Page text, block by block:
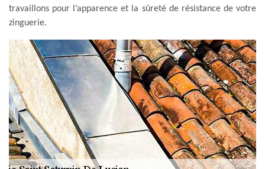
travaillons pour l’apparence et la sûreté de résistance de votre
zinguerie.